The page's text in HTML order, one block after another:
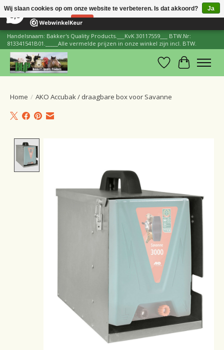
206 Reviews ×
Handelsnaam: Bakker's Quality Products.___KvK 30117559___ BTW.Nr:
813341541B01._____Alle vermelde prijzen in onze winkel zijn incl. BTW.
Verlanglijst
Home / AKO Accubak / draagbare box voor Savanne
Wij slaan cookies op om onze website te verbeteren. Is dat akkoord?
Ja
Nee